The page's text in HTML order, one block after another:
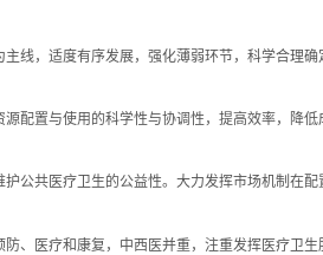
线，适度有序发展，强化薄弱环节，科学合理确
配置与使用的科学性与协调性，提高效率，降低
公共医疗卫生的公益性。大力发挥市场机制在配
、医疗和康复，中西医并重，注重发挥医疗卫生